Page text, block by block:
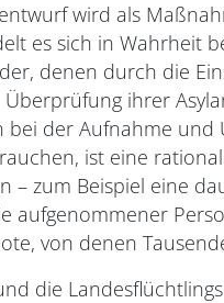
wird als
es sich in Wahrheit
denen durch die
ihrer
bei der Aufnahme und
ist eine
– zum Beispiel eine
aufgenommener
von denen
die